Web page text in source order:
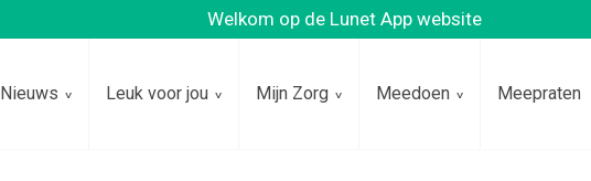
Welkom op de Lunet App website
Nieuws Leuk voor jou Mijn Zorg Meedoen Meepraten